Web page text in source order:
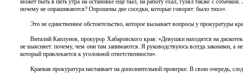
может быть в пять утра на остановке еще был, на работу ехал, гулял также с
почему не опрашиваются? Опрошены две соседки, которые говорят: было тихо».
Это не единственное обстоятельство, которое вызывает вопросы у прокуратуры
Виталий Каплунов, прокурор Хабаровского края: «Девушки находятся на
не выясняет: почему, чем они там занимаются. Я руководствуюсь всегда законами,
который привлекается к уголовной ответственности».
Краевая прокуратура настаивает на дополнительной проверке. В свою очередь,